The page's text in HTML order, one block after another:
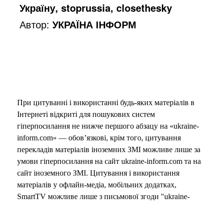
Україну, stoprussia, closethesky
Автор:УКРАЇНА ІНФОРМ
При цитуванні і використанні будь-яких матеріалів в
Інтернеті відкриті для пошукових систем
гіперпосилання не нижче першого абзацу на «ukraine-
inform.com» — обов’язкові, крім того, цитування
перекладів матеріалів іноземних ЗМІ можливе лише за
умови гіперпосилання на сайт ukraine-inform.com та на
сайт іноземного ЗМІ. Цитування і використання
матеріалів у офлайн-медіа, мобільних додатках,
SmartTV можливе лише з письмової згоди "ukraine-